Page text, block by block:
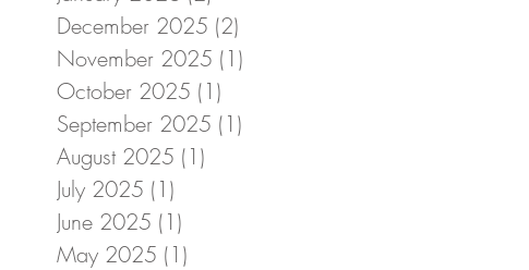
December 2025 (2)
November 2025 (1)
October 2025 (1)
September 2025 (1)
August 2025 (1)
July 2025 (1)
June 2025 (1)
May 2025 (1)